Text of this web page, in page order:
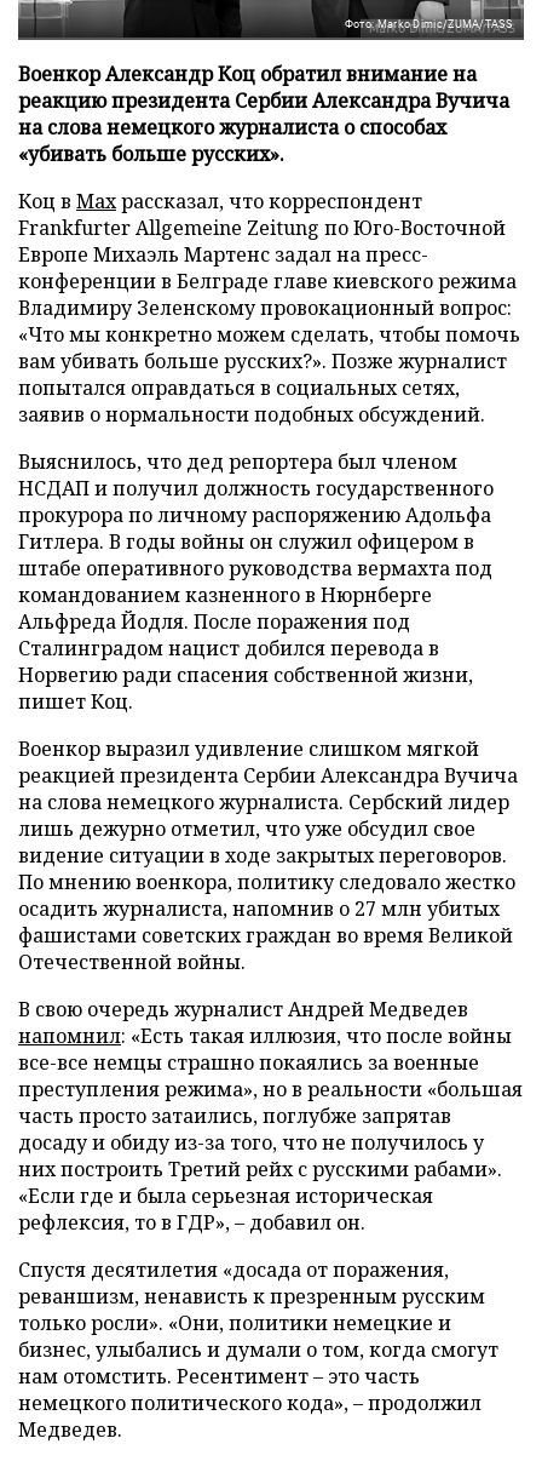
Фото: Marko Dimic/ZUMA/TASS
Военкор Александр Коц обратил внимание на
реакцию президента Сербии Александра Вучича
на слова немецкого журналиста о способах
«убивать больше русских».
Коц в Махрассказал, что корреспондент
Frankfurter Allgemeine Zeitung по Юго-Восточной
Европе Михаэль Мартенс задал на пресс-
конференции в Белграде главе киевского режима
Владимиру Зеленскому провокационный вопрос:
«Что мы конкретно можем сделать, чтобы помочь
вам убивать больше русских?». Позже журналист
попытался оправдаться в социальных сетях,
заявив о нормальности подобных обсуждений.
Выяснилось, что дед репортера был членом
НСДАП и получил должность государственного
прокурора по личному распоряжению Адольфа
Гитлера. В годы войны он служил офицером в
штабе оперативного руководства вермахта под
командованием казненного в Нюрнберге
Альфреда Йодля. После поражения под
Сталинградом нацист добился перевода в
Норвегию ради спасения собственной жизни,
пишет Коц.
Военкор выразил удивление слишком мягкой
реакцией президента Сербии Александра Вучича
на слова немецкого журналиста. Сербский лидер
лишь дежурно отметил, что уже обсудил свое
видение ситуации в ходе закрытых переговоров.
По мнению военкора, политику следовало жестко
осадить журналиста, напомнив о 27 млн убитых
фашистами советских граждан во время Великой
Отечественной войны.
В свою очередь журналист Андрей Медведев
напомнил: «Есть такая иллюзия, что после войны
все-все немцы страшно покаялись за военные
преступления режима», но в реальности «большая
часть просто затаились, поглубже запрятав
досаду и обиду из-за того, что не получилось у
них построить Третий рейх с русскими рабами».
«Если где и была серьезная историческая
рефлексия, то в ГДР», – добавил он.
Спустя десятилетия «досада от поражения,
реваншизм, ненависть к презренным русским
только росли». «Они, политики немецкие и
бизнес, улыбались и думали о том, когда смогут
нам отомстить. Ресентимент – это часть
немецкого политического кода», – продолжил
Медведев.